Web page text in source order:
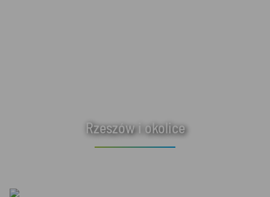
Rzeszów i okolice